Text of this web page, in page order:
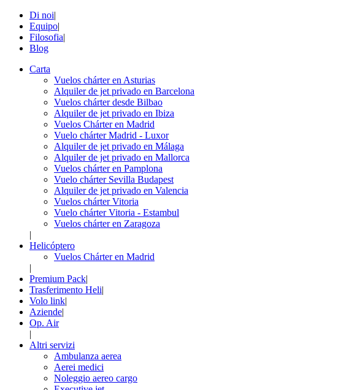
Di noi|
Equipo|
Filosofia|
Blog
Carta
Vuelos chárter en Asturias
Alquiler de jet privado en Barcelona
Vuelos chárter desde Bilbao
Alquiler de jet privado en Ibiza
Vuelos Chárter en Madrid
Vuelo chárter Madrid - Luxor
Alquiler de jet privado en Málaga
Alquiler de jet privado en Mallorca
Vuelos chárter en Pamplona
Vuelo chárter Sevilla Budapest
Alquiler de jet privado en Valencia
Vuelos chárter Vitoria
Vuelo chárter Vitoria - Estambul
Vuelos chárter en Zaragoza
|
Helicóptero
Vuelos Chárter en Madrid
|
Premium Pack|
Trasferimento Heli|
Volo link|
Aziende|
Op. Air
|
Altri servizi
Ambulanza aerea
Aerei medici
Noleggio aereo cargo